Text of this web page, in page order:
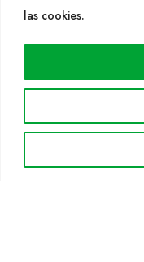
las cookies.
WEB
Espècies
Notícies